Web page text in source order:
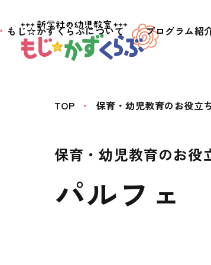
もじ☆かずくらぶについて プログラム紹
TOP 保育・幼児教育のお役立
保育・幼児教育のお役
パルフェ